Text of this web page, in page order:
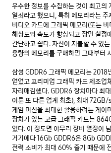
우수한 정보를 수집하는 것이 최고의
열쇠라고 했으니, 특히 메모리라는
비디오 카드에 그래픽 메모리(또는
해상도와 속도가 향상되고 장면 설정
간단하고 쉽다. 자신이 지불할 수 있
용량의 메모리를 구매하면 그때부터
삼성 GDDR6 그래픽 메모리는 2018
얻었고 프리미엄 그래픽 카드 제조
자리매김했다. GDDR6 장치마다 최
이룬 또 다른 업계 최초), 최대
게임 머신을 최대한 활용하려는 게이
장치가 있는 고급 그래픽 카드는
있다. 이 정도면 아무리 장비 열정이
거기에다 16Gb GDDR6은 8Gb
전력 소비가 최대 60% 줄기 때문에